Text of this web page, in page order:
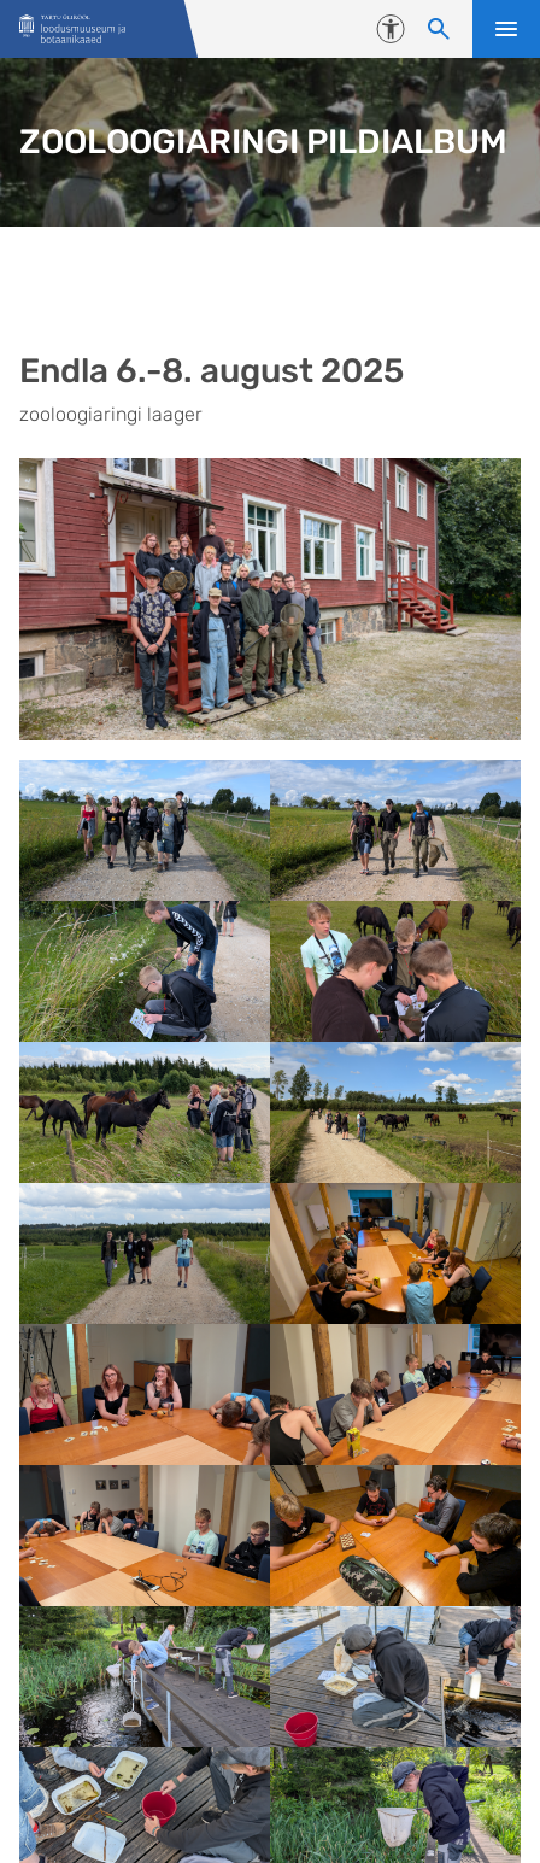
Liigu edasi põhisisu juurde
Juurdepääsetavus
ZOOLOOGIARINGI PILDIALBUM
Endla 6.-8. august 2025
zooloogiaringi laager